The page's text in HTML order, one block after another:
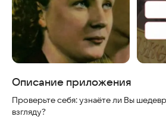
Описание приложения
Проверьте себя: узнаёте ли Вы
взгляду?